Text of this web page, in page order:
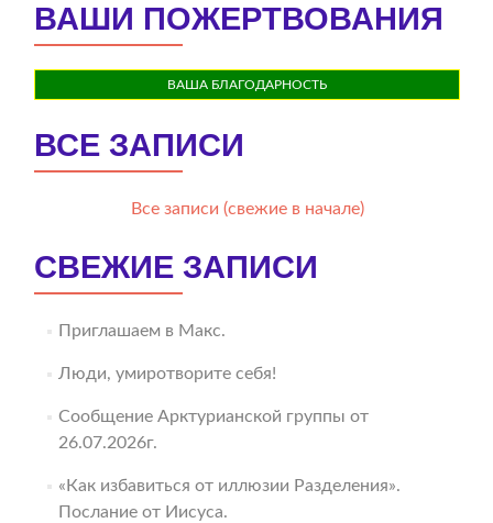
ВАШИ ПОЖЕРТВОВАНИЯ
ВАША БЛАГОДАРНОСТЬ
ВСЕ ЗАПИСИ
Все записи (свежие в начале)
СВЕЖИЕ ЗАПИСИ
Приглашаем в Макс.
Люди, умиротворите себя!
Сообщение Арктурианской группы от
26.07.2026г.
«Как избавиться от иллюзии Разделения».
Послание от Иисуса.